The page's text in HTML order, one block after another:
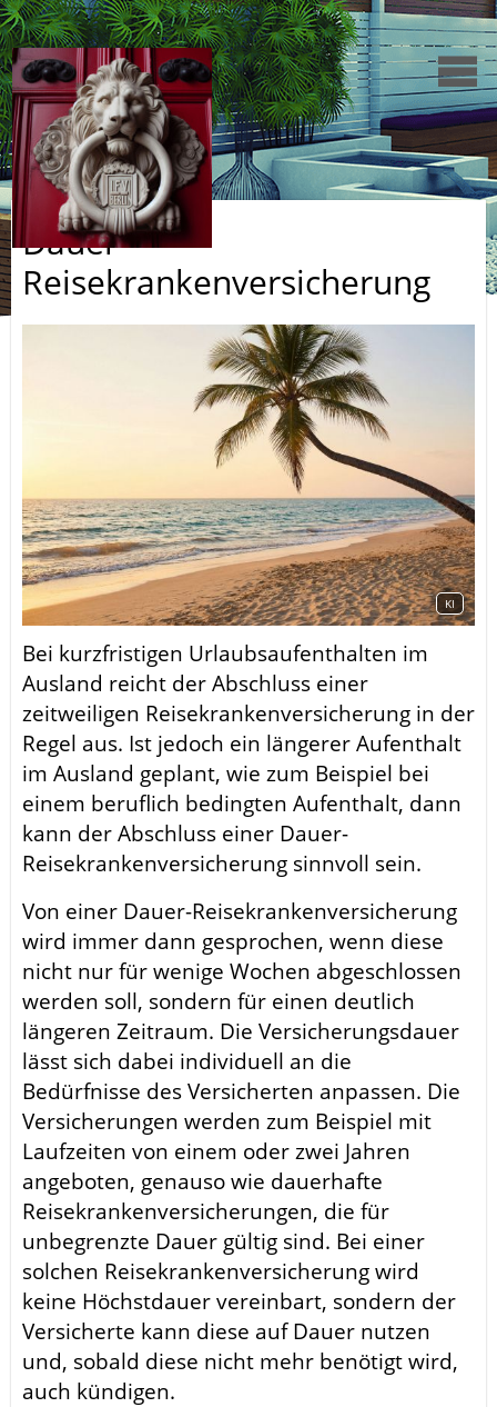
Dauer-
Reisekrankenversicherung
KI
Bei kurzfristigen Urlaubsaufenthalten im
Ausland reicht der Abschluss einer
zeitweiligen Reisekrankenversicherung in der
Regel aus. Ist jedoch ein längerer Aufenthalt
im Ausland geplant, wie zum Beispiel bei
einem beruflich bedingten Aufenthalt, dann
kann der Abschluss einer Dauer-
Reisekrankenversicherung sinnvoll sein.
Von einer Dauer-Reisekrankenversicherung
wird immer dann gesprochen, wenn diese
nicht nur für wenige Wochen abgeschlossen
werden soll, sondern für einen deutlich
längeren Zeitraum. Die Versicherungsdauer
lässt sich dabei individuell an die
Bedürfnisse des Versicherten anpassen. Die
Versicherungen werden zum Beispiel mit
Laufzeiten von einem oder zwei Jahren
angeboten, genauso wie dauerhafte
Reisekrankenversicherungen, die für
unbegrenzte Dauer gültig sind. Bei einer
solchen Reisekrankenversicherung wird
keine Höchstdauer vereinbart, sondern der
Versicherte kann diese auf Dauer nutzen
und, sobald diese nicht mehr benötigt wird,
auch kündigen.